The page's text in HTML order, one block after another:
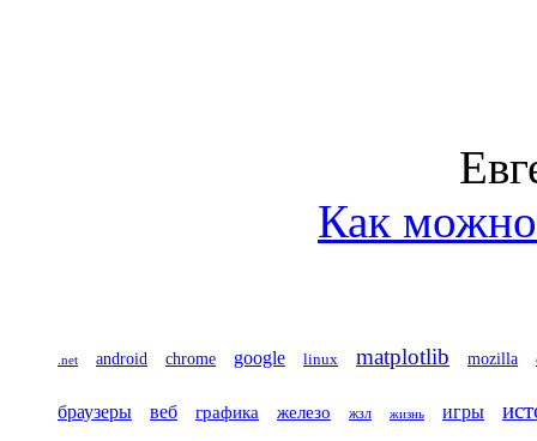
Как можно
.net android chrome google linux matplotlib mozilla
браузеры веб графика железо жзл жизнь игры